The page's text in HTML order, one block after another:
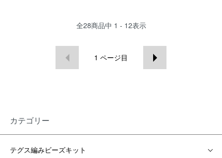
全28商品中 1 - 12表示
1 ページ目
カテゴリー
テグス編みビーズキット